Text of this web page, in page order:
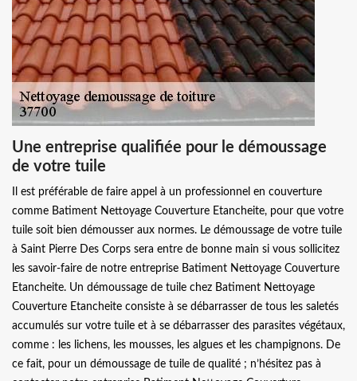
Une entreprise qualifiée pour le démoussage
de votre tuile
Il est préférable de faire appel à un professionnel en couverture
comme Batiment Nettoyage Couverture Etancheite, pour que votre
tuile soit bien démousser aux normes. Le démoussage de votre tuile
à Saint Pierre Des Corps sera entre de bonne main si vous sollicitez
les savoir-faire de notre entreprise Batiment Nettoyage Couverture
Etancheite. Un démoussage de tuile chez Batiment Nettoyage
Couverture Etancheite consiste à se débarrasser de tous les saletés
accumulés sur votre tuile et à se débarrasser des parasites végétaux,
comme : les lichens, les mousses, les algues et les champignons. De
ce fait, pour un démoussage de tuile de qualité ; n’hésitez pas à